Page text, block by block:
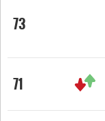
73
71